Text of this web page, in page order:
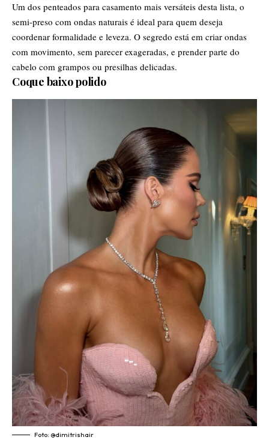
Um dos penteados para casamento mais versáteis desta lista, o
semi-preso com ondas naturais é ideal para quem deseja
coordenar formalidade e leveza. O segredo está em criar ondas
com movimento, sem parecer exageradas, e prender parte do
cabelo com grampos ou presilhas delicadas.
Coque baixo polido
Foto: @dimitrishair